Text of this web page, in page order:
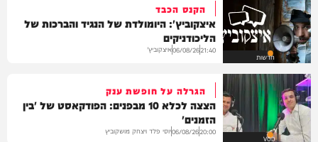
חדשות
הקנס הכבד
איצקוביץ': היומולדת של הנגיד והברכות של
הליכודניקים
21:40
06/08/26איצקוביץ'
VOD
הגרלה על חופשת ענק
הצצה לכלא 10 מבפנים: הפודקאסט של 'בין
הזמנים'
20:00
06/08/26יוסי פלד ויצחק מושקוביץ